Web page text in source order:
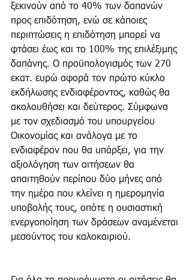
ξεκινούν από το 40% των δαπανών
προς επιδότηση, ενώ σε κάποιες
περιπτώσεις η επιδότηση μπορεί να
φτάσει έως και το 100% της επιλέξιμης
δαπάνης. Ο προϋπολογισμός των 270
εκατ. ευρώ αφορά τον πρώτο κύκλο
εκδήλωσης ενδιαφέροντος, καθώς θα
ακολουθήσει και δεύτερος. Σύμφωνα
με τον σχεδιασμό του υπουργείου
Οικονομίας και ανάλογα με το
ενδιαφέρον που θα υπάρξει, για την
αξιολόγηση των αιτήσεων θα
απαιτηθούν περίπου δύο μήνες από
την ημέρα που κλείνει η ημερομηνία
υποβολής τους, οπότε η ουσιαστική
ενεργοποίηση των δράσεων αναμένεται
μεσούντος του καλοκαιριού.